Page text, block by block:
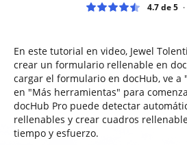
4.7 de 5
En este tutorial en video, Jewel
crear un formulario rellenable en
cargar el formulario en docHub, ve
en "Más herramientas" para
docHub Pro puede detectar
rellenables y crear cuadros
tiempo y esfuerzo.